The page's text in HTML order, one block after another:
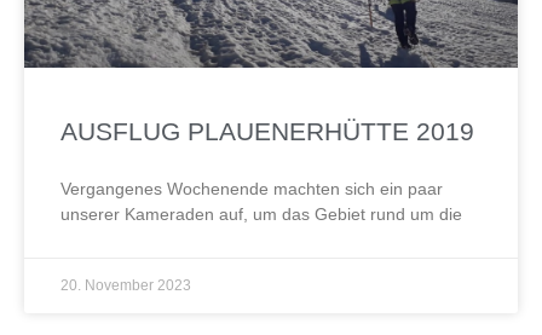
AUSFLUG PLAUENERHÜTTE 2019
Vergangenes Wochenende machten sich ein paar
unserer Kameraden auf, um das Gebiet rund um die
20. November 2023